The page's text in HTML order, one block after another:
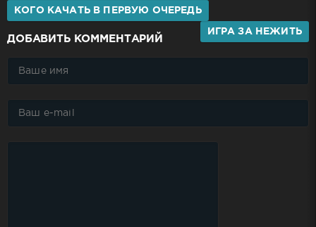
КОГО КАЧАТЬ В ПЕРВУЮ ОЧЕРЕДЬ
ИГРА ЗА НЕЖИТЬ
ДОБАВИТЬ КОММЕНТАРИЙ